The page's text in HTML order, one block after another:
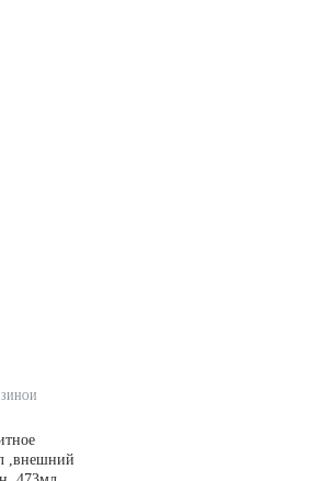
,внешний